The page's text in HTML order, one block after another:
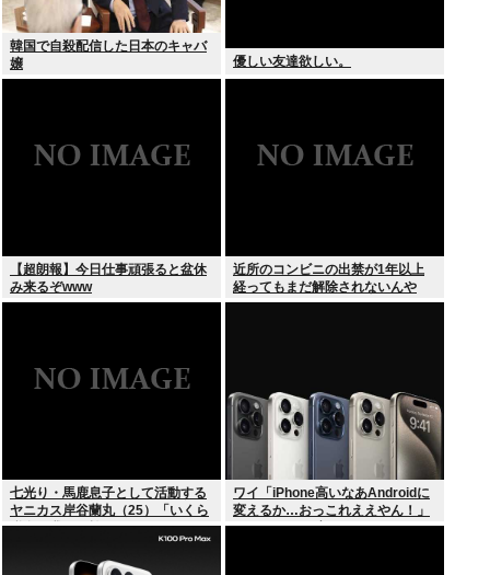
韓国で自殺配信した日本のキャバ
嬢
優しい友達欲しい。
【超朗報】今日仕事頑張ると盆休
み来るぞwww
近所のコンビニの出禁が1年以上
経ってもまだ解除されないんや
が…
七光り・馬鹿息子として活動する
ヤニカス岸谷蘭丸（25）「いくら
税金を我々が払ってるんだと」
ワイ「iPhone高いなあAndroidに
変えるか…おっこれええやん！」
→iPhoneより高い